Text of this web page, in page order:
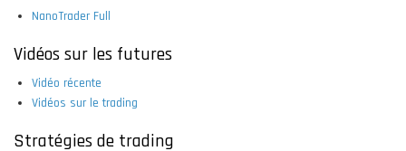
NanoTrader Full
Vidéos sur les futures
Vidéo récente
Vidéos sur le trading
Stratégies de trading